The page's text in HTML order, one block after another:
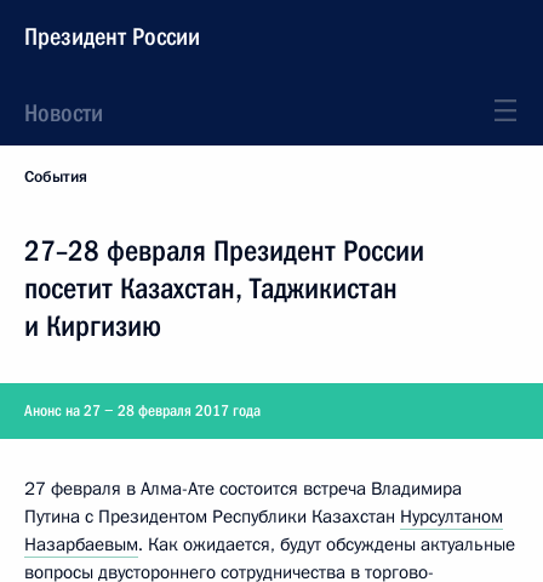
Президент России
Новости
События
27–28 февраля Президент России
посетит Казахстан, Таджикистан
и Киргизию
Анонс на 27 − 28 февраля 2017 года
27 февраля в Алма-Ате состоится встреча Владимира
Путина с Президентом Республики Казахстан Нурсултаном
Назарбаевым. Как ожидается, будут обсуждены актуальные
вопросы двустороннего сотрудничества в торгово-